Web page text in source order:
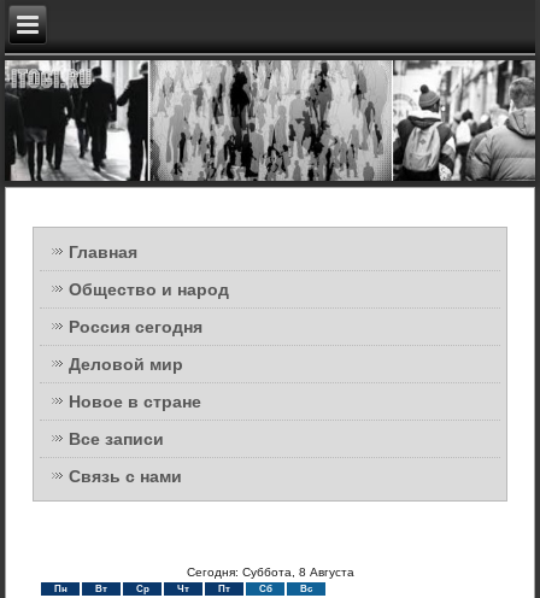
Главная
Общество и народ
Россия сегодня
Деловой мир
Новое в стране
Все записи
Связь с нами
Сегодня: Суббота, 8 Августа
Пн Вт Ср Чт Пт Сб Вс